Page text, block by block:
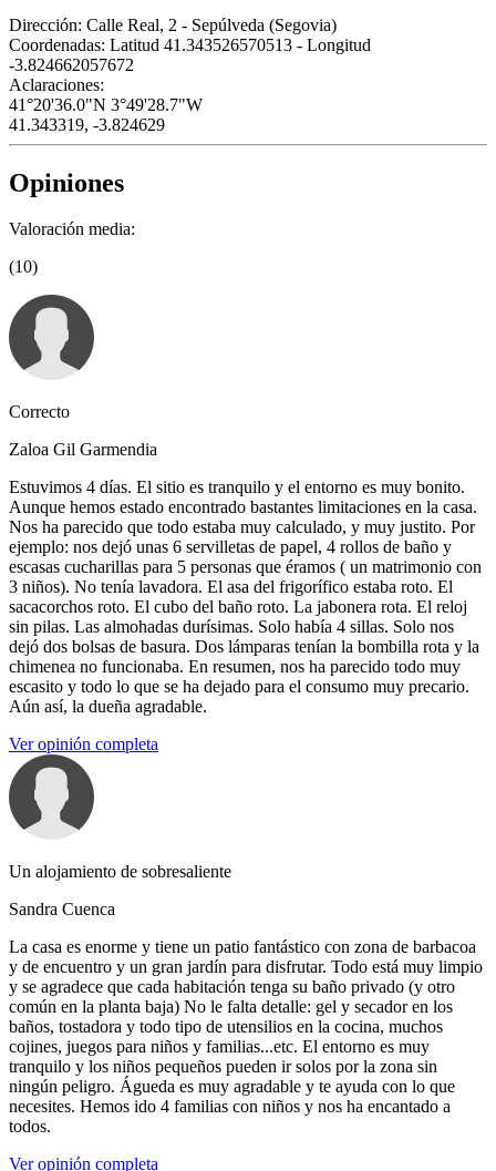
Dirección: Calle Real, 2 - Sepúlveda (Segovia)
Coordenadas: Latitud 41.343526570513 - Longitud
-3.824662057672
Aclaraciones:
41°20'36.0"N 3°49'28.7"W
41.343319, -3.824629
Opiniones
Valoración media:
(10)
Correcto
Zaloa Gil Garmendia
Estuvimos 4 días. El sitio es tranquilo y el entorno es muy bonito.
Aunque hemos estado encontrado bastantes limitaciones en la casa.
Nos ha parecido que todo estaba muy calculado, y muy justito. Por
ejemplo: nos dejó unas 6 servilletas de papel, 4 rollos de baño y
escasas cucharillas para 5 personas que éramos ( un matrimonio con
3 niños). No tenía lavadora. El asa del frigorífico estaba roto. El
sacacorchos roto. El cubo del baño roto. La jabonera rota. El reloj
sin pilas. Las almohadas durísimas. Solo había 4 sillas. Solo nos
dejó dos bolsas de basura. Dos lámparas tenían la bombilla rota y la
chimenea no funcionaba. En resumen, nos ha parecido todo muy
escasito y todo lo que se ha dejado para el consumo muy precario.
Aún así, la dueña agradable.
Ver opinión completa
Un alojamiento de sobresaliente
Sandra Cuenca
La casa es enorme y tiene un patio fantástico con zona de barbacoa
y de encuentro y un gran jardín para disfrutar. Todo está muy limpio
y se agradece que cada habitación tenga su baño privado (y otro
común en la planta baja) No le falta detalle: gel y secador en los
baños, tostadora y todo tipo de utensilios en la cocina, muchos
cojines, juegos para niños y familias...etc. El entorno es muy
tranquilo y los niños pequeños pueden ir solos por la zona sin
ningún peligro. Águeda es muy agradable y te ayuda con lo que
necesites. Hemos ido 4 familias con niños y nos ha encantado a
todos.
Ver opinión completa